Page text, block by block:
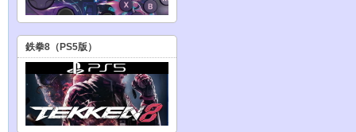
鉄拳8（PS5版）